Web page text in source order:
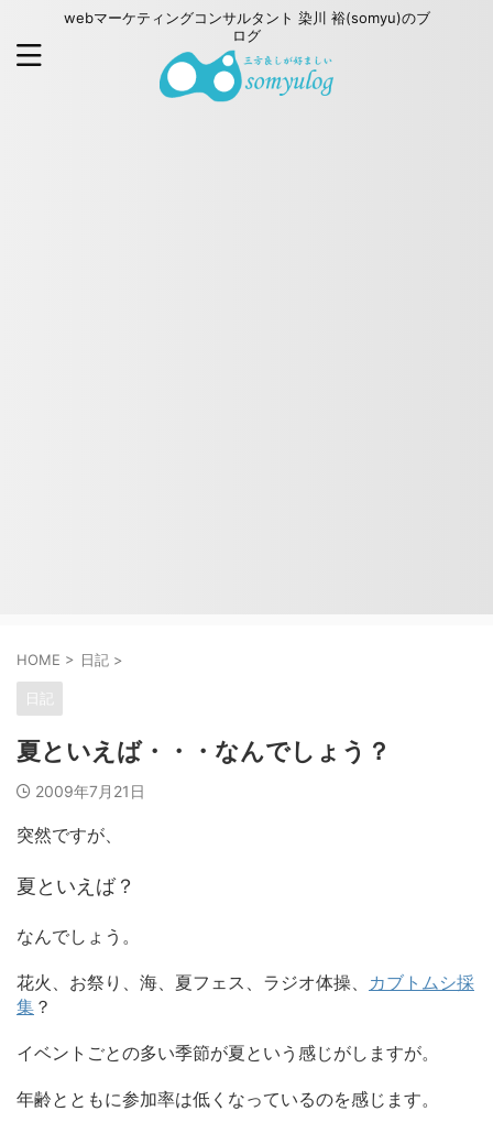
webマーケティングコンサルタント 染川 裕(somyu)のブ
ログ
HOME > 日記 >
日記
夏といえば・・・なんでしょう？
2009年7月21日
突然ですが、
夏といえば？
なんでしょう。
花火、お祭り、海、夏フェス、ラジオ体操、 カブトムシ採
集 ？
イベントごとの多い季節が夏という感じがしますが。
年齢とともに参加率は低くなっているのを感じます。